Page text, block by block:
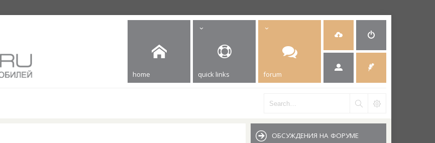
home quick links forum
ОБСУЖДЕНИЯ НА ФОРУМЕ